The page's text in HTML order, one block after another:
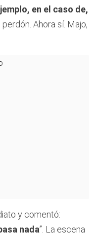
en el caso de,
perdón. Ahora sí. Majo,
y comentó:
nada”. La escena